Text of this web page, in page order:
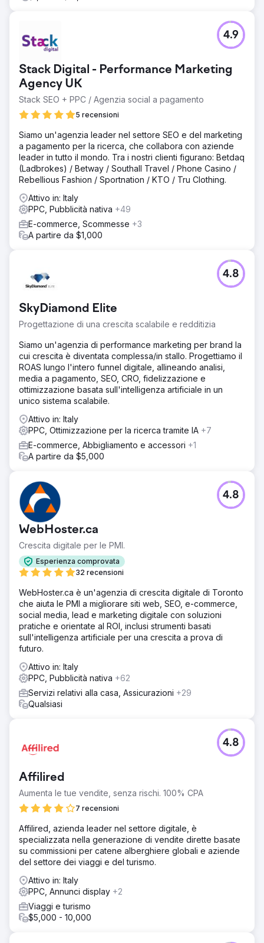
DELL'OFFSITE: +30% click dalle ricerche target, +35%
sessioni organiche e +1% visibilità organica. RISULTATI
PAID: +128% di conversioni nella campagna TikTok Ads
per le pagine ottimizzate SEO rispetto a quelle non
ottimizzate e orientate solo alla conversione. -27% CPA
su campagne DSA di Google Ads su pagine ottimizzate
SEO rispetto alle campagne SEA tradizionali rivolte a
widget di conversione.
Vai alla pagina agenzia
Stack Digital - Performance Marketing
Agency UK
Stack SEO + PPC / Agenzia social a pagamento
5 recensioni
4.9
Siamo un'agenzia leader nel settore SEO e del marketing
a pagamento per la ricerca, che collabora con aziende
leader in tutto il mondo. Tra i nostri clienti figurano: Betdaq
(Ladbrokes) / Betway / Southall Travel / Phone Casino /
Rebellious Fashion / Sportnation / KTO / Tru Clothing.
Attivo in: Italy
PPC, Pubblicità nativa +49
E-commerce, Scommesse +3
A partire da $1,000
SkyDiamond Elite
Progettazione di una crescita scalabile e redditizia
4.8
Siamo un'agenzia di performance marketing per brand la
cui crescita è diventata complessa/in stallo. Progettiamo il
ROAS lungo l'intero funnel digitale, allineando analisi,
media a pagamento, SEO, CRO, fidelizzazione e
ottimizzazione basata sull'intelligenza artificiale in un
unico sistema scalabile.
Attivo in: Italy
PPC, Ottimizzazione per la ricerca tramite IA +7
E-commerce, Abbigliamento e accessori +1
A partire da $5,000
WebHoster.ca
Crescita digitale per le PMI.
Esperienza comprovata
32 recensioni
4.8
WebHoster.ca è un'agenzia di crescita digitale di Toronto
che aiuta le PMI a migliorare siti web, SEO, e-commerce,
social media, lead e marketing digitale con soluzioni
pratiche e orientate al ROI, inclusi strumenti basati
sull'intelligenza artificiale per una crescita a prova di
futuro.
Attivo in: Italy
PPC, Pubblicità nativa +62
Servizi relativi alla casa, Assicurazioni +29
Qualsiasi
Affilired
Aumenta le tue vendite, senza rischi. 100% CPA
7 recensioni
4.8
Affilired, azienda leader nel settore digitale, è
specializzata nella generazione di vendite dirette basate
su commissioni per catene alberghiere globali e aziende
del settore dei viaggi e del turismo.
Attivo in: Italy
PPC, Annunci display +2
Viaggi e turismo
$5,000 - 10,000